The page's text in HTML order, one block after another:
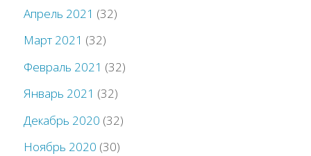
Апрель 2021 (32)
Март 2021 (32)
Февраль 2021 (32)
Январь 2021 (32)
Декабрь 2020 (32)
Ноябрь 2020 (30)